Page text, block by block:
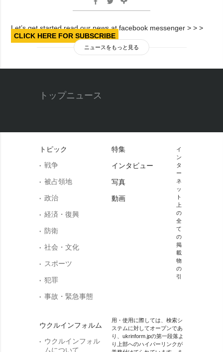
Let’s get started read our news at facebook messenger > > >
CLICK HERE FOR SUBSCRIBE
ニュースをもっと見る
トップニュース
トピック
戦争
被占領地
政治
経済・復興
防衛
社会・文化
スポーツ
犯罪
事故・緊急事態
ウクルインフォルム
ウクルインフォル
ムについて
特集
インタビュー
写真
動画
イ
ン
タ
ー
ネ
ッ
ト
上
の
全
て
の
掲
載
物
の
引
用・使用に際しては、検索シ
ステムに対してオープンであ
り、ukrinform.jpの第一段落よ
り上部へのハイパーリンクが